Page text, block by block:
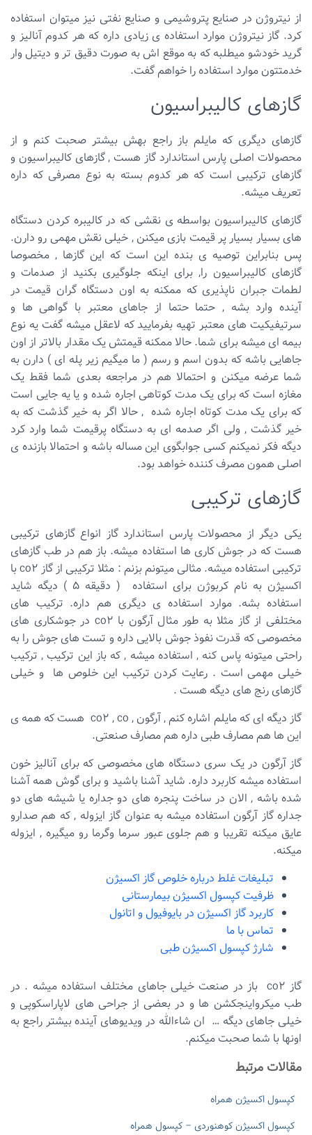
از نیتروژن در صنایع پتروشیمی و صنایع نفتی نیز میتوان استفاده
کرد. گاز نیتروژن موارد استفاده ی زیادی داره که هر کدوم آنالیز و
گرید خودشو میطلبه که به موقع اش به صورت دقیق تر و دیتیل وار
خدمتتون موارد استفاده را خواهم گفت.
گازهای کالیبراسیون
گازهای دیگری که مایلم باز راجع بهش بیشتر صحبت کنم و از
محصولات اصلی پارس استاندارد گاز هست , گازهای کالیبراسیون و
گازهای ترکیبی است که هر کدوم بسته به نوع مصرفی که داره
تعریف میشه.
گازهای کالیبراسیون بواسطه ی نقشی که در کالیبره کردن دستگاه
های بسیار بسیار پر قیمت بازی میکنن , خیلی نقش مهمی رو دارن.
پس بنابراین توصیه ی بنده این است که این گازها , مخصوصا
گازهای کالیبراسیون را, برای اینکه جلوگیری بکنید از صدمات و
لطمات جبران ناپذیری که ممکنه به اون دستگاه گران قیمت در
آینده وارد بشه , حتما حتما از جاهای معتبر با گواهی ها و
سرتیفیکیت های معتبر تهیه بفرمایید که لاعقل میشه گفت یه نوع
بیمه ای میشه برای شما. حالا ممکنه قیمتش یک مقدار بالاتر از اون
جاهایی باشه که بدون اسم و رسم ( ما میگیم زیر پله ای ) دارن به
شما عرضه میکنن و احتمالا هم در مراجعه بعدی شما فقط یک
مغازه است که برای یک مدت کوتاهی اجاره شده و یا یه جایی است
که برای یک مدت کوتاه اجاره شده , حالا اگر به خیر گذشت که به
خیر گذشت , ولی اگر صدمه ای به دستگاه پرقیمت شما وارد کرد
دیگه فکر نمیکنم کسی جوابگوی این مساله باشه و احتمالا بازنده ی
اصلی همون مصرف کننده خواهد بود.
گازهای ترکیبی
یکی دیگر از محصولات پارس استاندارد گاز انواع گازهای ترکیبی
هست که در جوش کاری ها استفاده میشه. باز هم در طب گازهای
ترکیبی استفاده میشه. مثالی میتونم بزنم : مثلا ترکیبی از گاز co2 با
اکسیژن به نام کربوژن برای استفاده ( دقیقه ۵ ) دیگه شاید
استفاده بشه. موارد استفاده ی دیگری هم داره. ترکیب های
مختلفی از گاز مثلا به طور مثال آرگون با co2 در جوشکاری های
مخصوصی که قدرت نفوذ جوش بالایی داره و تست های جوش را به
راحتی میتونه پاس کنه , استفاده میشه , که باز این ترکیب , ترکیب
خیلی مهمی است . رعایت کردن ترکیب این خلوص ها و خیلی
گازهای رنج های دیگه هست .
گاز دیگه ای که مایلم اشاره کنم , آرگون , co2 , co هست که همه ی
این ها هم مصارف طبی داره هم مصارف صنعتی.
گاز آرگون در یک سری دستگاه های مخصوصی که برای آنالیز خون
استفاده میشه کاربرد داره. شاید آشنا باشید و برای گوش همه آشنا
شده باشه , الان در ساخت پنجره های دو جداره یا شیشه های دو
جداره گاز آرگون استفاده میشه به عنوان گاز ایزوله , که هم صدارو
عایق میکنه تقریبا و هم جلوی عبور سرما وگرما رو میگیره , ایزوله
میکنه.
تبلیغات غلط درباره خلوص گاز اکسیژن
ظرفیت کپسول اکسیژن بیمارستانی
کاربرد گاز اکسیژن در بایوفیول و اتانول
تماس با ما
شارژ کپسول اکسیژن طبی
گاز co2 باز در صنعت خیلی جاهای مختلف استفاده میشه . در
طب میکرواینجکشن ها و در بعضی از جراحی های لاپاراسکوپی و
خیلی جاهای دیگه … ان شا‌ءالله در ویدیوهای آینده بیشتر راجع به
اونها با شما صحبت میکنم.
مقالات مرتبط
کپسول اکسیژن همراه
کپسول اکسیژن کوهنوردی – کپسول همراه